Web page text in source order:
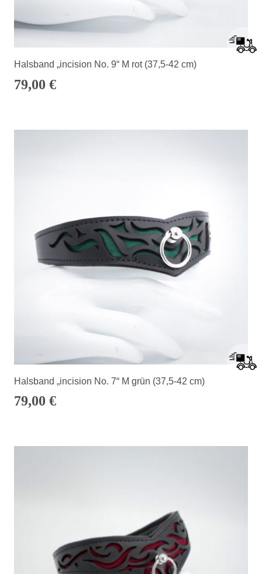
Halsband „incision No. 9“ M rot (37,5-42 cm)
79,00 €
Halsband „incision No. 7“ M grün (37,5-42 cm)
79,00 €